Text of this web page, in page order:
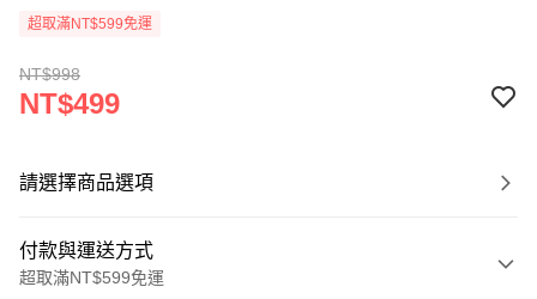
超取滿NT$599免運
NT$998
NT$499
請選擇商品選項
付款與運送方式
超取滿NT$599免運